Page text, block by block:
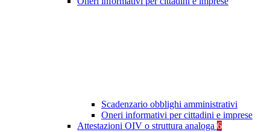
Scadenzario obblighi amministrativi
Oneri informativi per cittadini e imprese
Attestazioni OIV o struttura analoga 6